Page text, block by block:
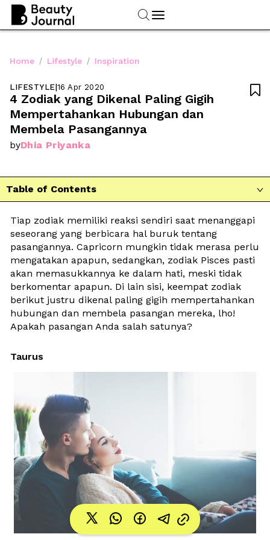
Home / Lifestyle / Inspiration
LIFESTYLE|16 Apr 2020
4 Zodiak yang Dikenal Paling Gigih
Mempertahankan Hubungan dan
Membela Pasangannya
byDhia Priyanka

Table of Contents 
Tiap zodiak memiliki reaksi sendiri saat menanggapi
seseorang yang berbicara hal buruk tentang
pasangannya. Capricorn mungkin tidak merasa perlu
mengatakan apapun, sedangkan, zodiak Pisces pasti
akan memasukkannya ke dalam hati, meski tidak
berkomentar apapun. Di lain sisi, keempat zodiak
berikut justru dikenal paling gigih mempertahankan
hubungan dan membela pasangan mereka, lho!
Apakah pasangan Anda salah satunya?
Taurus